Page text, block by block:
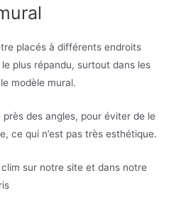
placés à différents endroits
plus répandu, surtout dans les
modèle mural.
des angles, pour éviter de le
ce qui n’est pas très esthétique.
sur notre site et dans notre